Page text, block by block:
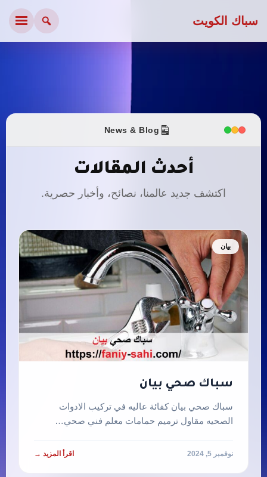
سباك الكويت
News & Blog
أحدث المقالات
اكتشف جديد عالمنا، نصائح، وأخبار حصرية.
بيان
سباك صحي بيان
سباك صحي بيان كفائة عاليه في تركيب الادوات
الصحيه مقاول ترميم حمامات معلم فني صحي…
نوفمبر 5, 2024 اقرأ المزيد →